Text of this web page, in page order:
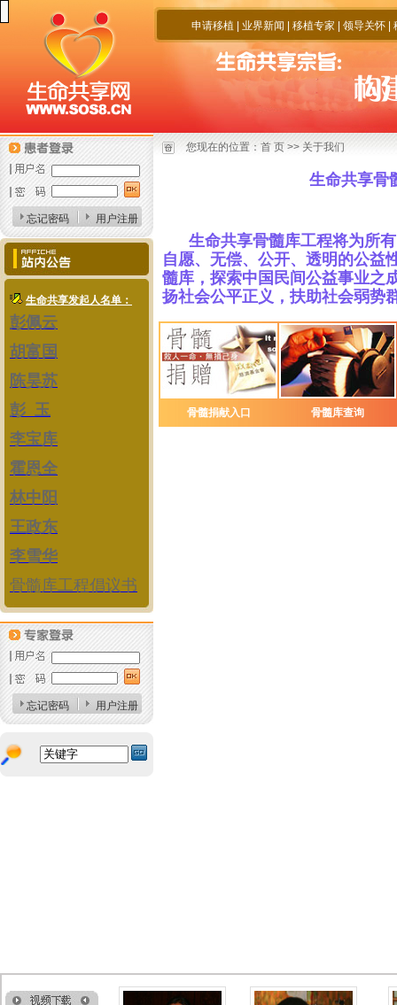
申请移植 业界新闻 移植专家 领导关怀
忘记密码 用户注册
生命共享发起人名单：
彭佩云
胡富国
陈昊苏
彭 玉
李宝库
霍恩全
林中阳
王政东
李雪华
骨髓库工程倡议书
忘记密码 用户注册
您现在的位置： 首 页 >> 关于我们
生命共享骨
生命共享骨髓库工程将为所有
自愿、无偿、公开、透明的公益
髓库，探索中国民间公益事业之
扬社会公平正义，扶助社会弱势
骨髓捐献入口 骨髓库查询